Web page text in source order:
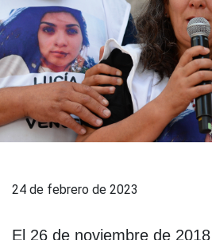
24 de febrero de 2023
El 26 de noviembre de